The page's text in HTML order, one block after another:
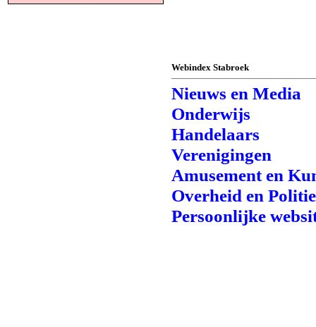
Webindex Stabroek
Nieuws en Media
Onderwijs
Handelaars
Verenigingen
Amusement en
Overheid en
Persoonlijke